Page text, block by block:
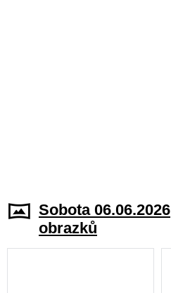
Sobota 06.06.2026
obrazků